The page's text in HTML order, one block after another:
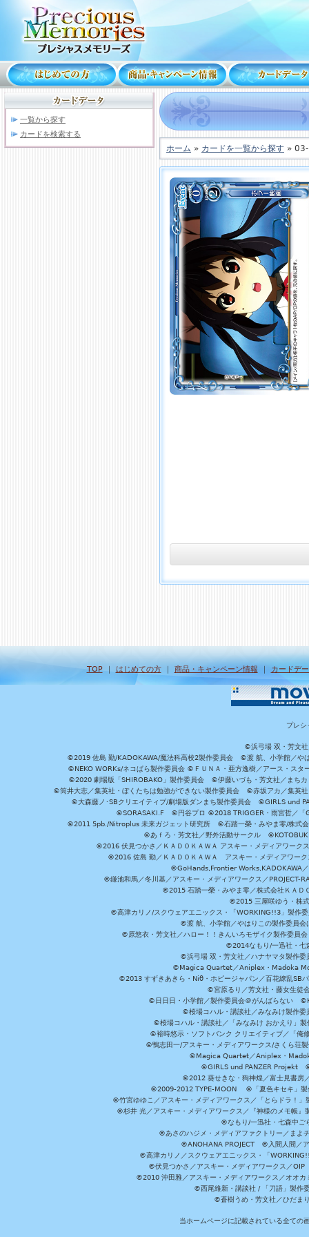
一覧から探す
カードを検索する
ホーム » カードを一覧から探す »
TOP｜ はじめての方｜ 商品・キャンペーン情報 ｜ カードデ
プレシ
©浜弓場 双・芳文社
©2019 佐島 勤/KADOKAWA/魔法科高校2製作委員会 ©渡 航、小学館／や
©NEKO WORKs/ネコぱら製作委員会 ©ＦＵＮＡ・亜方逸樹／アース・ス
©2020 劇場版「SHIROBAKO」製作委員会 ©伊藤いづも・芳文社／まち
©筒井大志／集英社・ぼくたちは勉強ができない製作委員会 ©赤坂アカ／集英
©大森藤ノ･SBクリエイティブ/劇場版ダンまち製作委員会 ©GIRLS und
©SORASAKI.F ©円谷プロ ©2018 TRIGGER・雨宮哲／
©2011 5pb./Nitroplus 未来ガジェット研究所 ©石踏一榮・みやま零/株式
©あｆろ・芳文社／野外活動サークル
©2016 伏見つかさ／ＫＡＤＯＫＡＷＡ アスキー・メディアワー
©2016 佐島 勤／ＫＡＤＯＫＡＷＡ アスキー・メディアワ
©GoHands,Frontier Works,KADOKAWA
©鎌池和馬／冬川基／アスキー・メディアワークス／
©2015 石踏一榮・みやま零／株式会社ＫＡＤ
©2015 三屋咲ゆう・株
©高津カリノ/スクウェアエニックス・「WORKING!!3」製作
©渡 航、小学館／やはりこの製作委員
©原悠衣・芳文社／ハロー！！きんいろモザイク製作委員
©2014なもり/一迅社・
©浜弓場 双・芳文社／ハナヤマタ製作
©Magica Quartet／Aniplex・Madoka
©2013 すずきあきら・Niθ・ホビージャパン／百花繚乱
©宮原るり／芳文社・藤女生徒
©日日日・小学館／製作委員会＠がんばらない
©桜場コハル・講談社／みなみけ製作
©桜場コハル・講談社／「みなみけ おかえり」
©裕時悠示・ソフトバンク クリエイティブ／「
©鴨志田一/アスキー・メディアワークス/さく
©Magica Quartet／Aniplex・
©GIRLS und PANZER Projekt ©
©2012 葵せきな・狗神煌／富士見書
©2009-2012 TYPE-MOON ©「夏色キセキ」製
©竹宮ゆゆこ／アスキー・メディアワークス／「とらドラ！
©杉井 光／アスキー・メディアワークス／『神様のメモ帳
©なもり/一迅社・七森中
©あさのハジメ・メディアファクトリー／ま
©ANOHANA PROJECT ©入間人間／ア
©高津カリノ／スクウェアエニックス・「
©伏見つかさ／アスキー・メディアワークス／
©2010 沖田雅／アスキー・メディアワークス／オオ
©西尾維新・講談社 / 「刀語」製作
©蒼樹うめ・芳文社／ひだま
当ホームページに記載されている全ての